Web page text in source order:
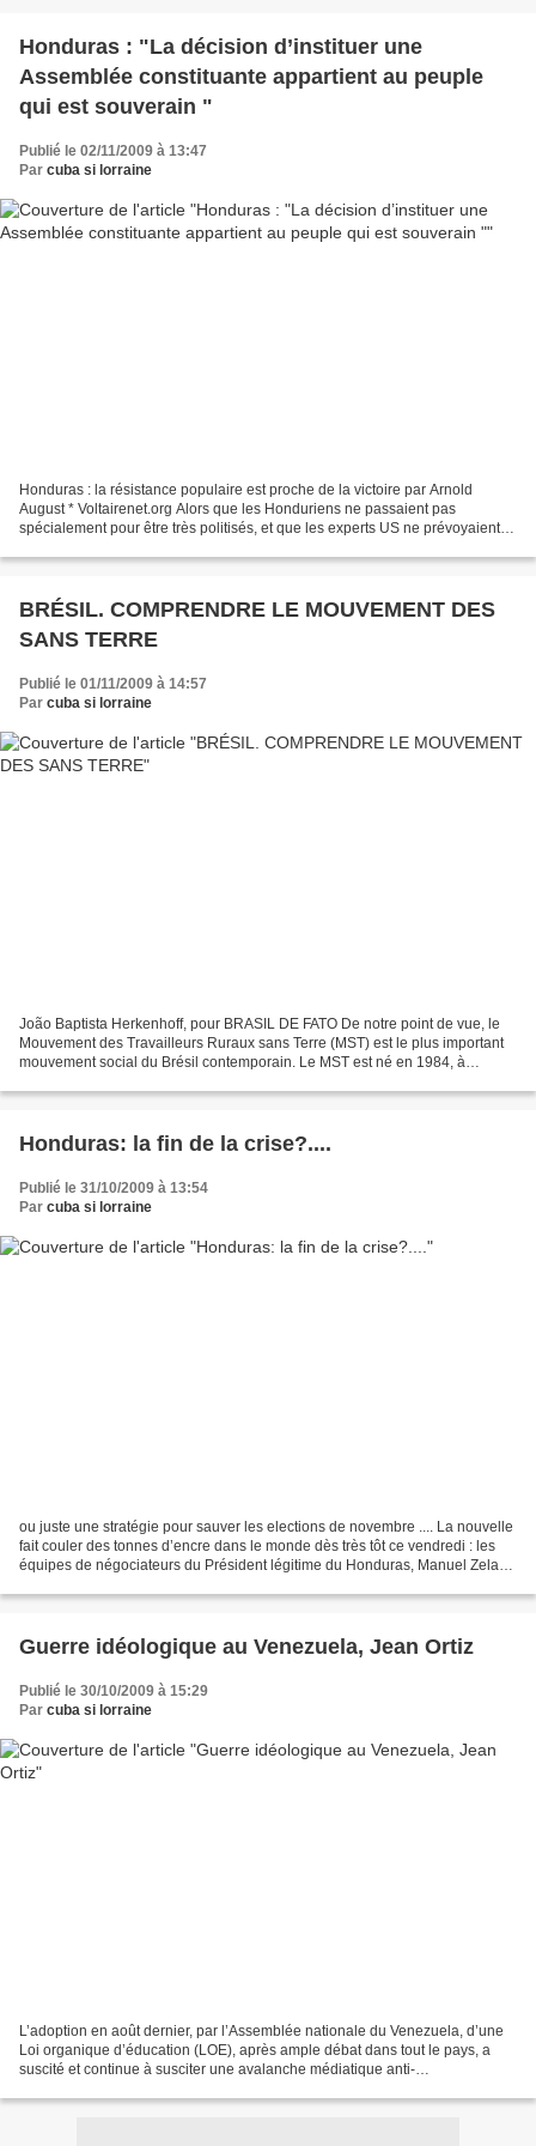
Honduras : "La décision d’instituer une
Assemblée constituante appartient au peuple
qui est souverain "
Publié le 02/11/2009 à 13:47
Par cuba si lorraine
Honduras : la résistance populaire est proche de la victoire par Arnold
August * Voltairenet.org Alors que les Honduriens ne passaient pas
spécialement pour être très politisés, et que les experts US ne prévoyaient
BRÉSIL. COMPRENDRE LE MOUVEMENT DES
SANS TERRE
Publié le 01/11/2009 à 14:57
Par cuba si lorraine
João Baptista Herkenhoff, pour BRASIL DE FATO De notre point de vue, le
Mouvement des Travailleurs Ruraux sans Terre (MST) est le plus important
mouvement social du Brésil contemporain. Le MST est né en 1984, à
Honduras: la fin de la crise?....
Publié le 31/10/2009 à 13:54
Par cuba si lorraine
ou juste une stratégie pour sauver les elections de novembre .... La nouvelle
fait couler des tonnes d’encre dans le monde dès très tôt ce vendredi : les
équipes de négociateurs du Président légitime du Honduras, Manuel Zelaya
Guerre idéologique au Venezuela, Jean Ortiz
Publié le 30/10/2009 à 15:29
Par cuba si lorraine
L’adoption en août dernier, par l’Assemblée nationale du Venezuela, d’une
Loi organique d’éducation (LOE), après ample débat dans tout le pays, a
suscité et continue à susciter une avalanche médiatique anti-